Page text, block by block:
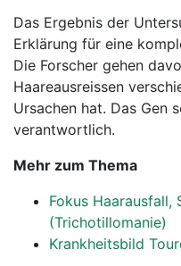
Das Ergebnis der
Erklärung für eine
Die Forscher gehen
Haareausreissen
Ursachen hat. Das Gen
verantwortlich.
Mehr zum Thema
Fokus Haarausfall,
(Trichotillomanie)
Krankheitsbild